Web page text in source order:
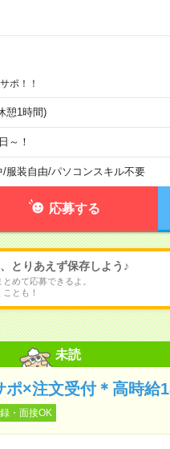
ポ！！
憩1時間)
～！
/服装自由/パソコンスキル不要
応募する
とりあえず保存しよう♪
めて応募できるよ。
とも！
未読
×注文受付＊高時給
・面接OK